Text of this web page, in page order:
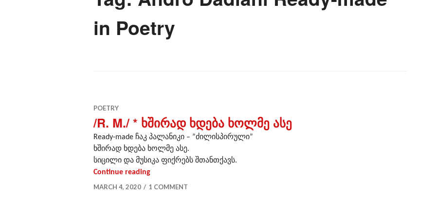
in Poetry
POETRY
/R. M./ * ხშირად ხდება ხოლმე ასე
Ready-made ჩაკ პალანიკი – ”ძილისპირული”
ხშირად ხდება ხოლმე ასე.
სიცილი და მუსიკა ფიქრებს შთანთქავს.
Continue reading/R. M./ * ხშირად ხდება ხოლმე ასე
MARCH 4, 2020
1 COMMENT